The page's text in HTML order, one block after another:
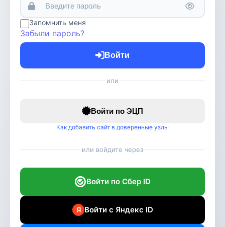
Запомнить меня
Забыли пароль?
Войти
или
Войти по ЭЦП
Как добавить сайт в доверенные узлы
или войдите через
Войти по Сбер ID
Войти с Яндекс ID